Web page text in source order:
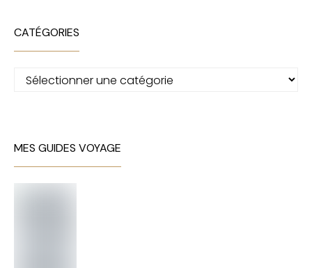
CATÉGORIES
Catégories
MES GUIDES VOYAGE